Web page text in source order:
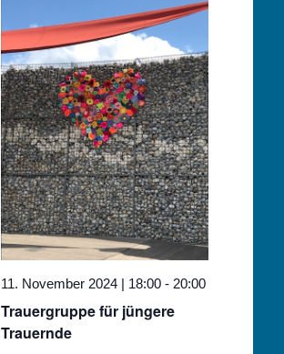
Trauergruppe für jüngere
Trauernde
11. November 2024 | 18:00 - 20:00